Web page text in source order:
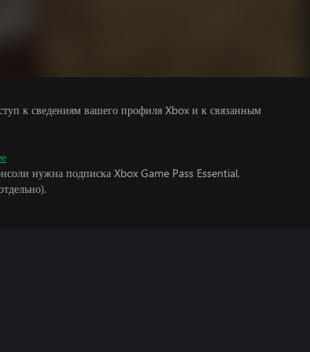
к сведениям вашего профиля Xbox и к связанным
нужна подписка Xbox Game Pass Essential,